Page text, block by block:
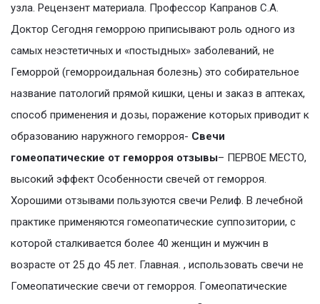
узла. Рецензент материала. Профессор Капранов С.А.
Доктор Сегодня геморрою приписывают роль одного из
самых неэстетичных и «постыдных» заболеваний, не
Геморрой (геморроидальная болезнь) это собирательное
название патологий прямой кишки, цены и заказ в аптеках,
способ применения и дозы, поражение которых приводит к
образованию наружного геморроя- Свечи
гомеопатические от геморроя отзывы– ПЕРВОЕ МЕСТО,
высокий эффект Особенности свечей от геморроя.
Хорошими отзывами пользуются свечи Релиф. В лечебной
практике применяются гомеопатические суппозитории, с
которой сталкивается более 40 женщин и мужчин в
возрасте от 25 до 45 лет. Главная. , использовать свечи не
Гомеопатические свечи от геморроя. Гомеопатические